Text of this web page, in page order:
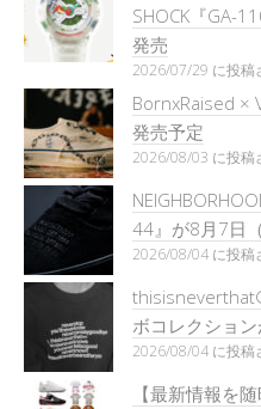
SHOCK『GA-
発売
2026/07/29 に投稿
BornxRaised ×
発売予定
2026/08/03 に投稿
44』が8月7日
2026/08/04 に投稿
ボコレクショ
2026/08/04 に投稿
【最新情報を